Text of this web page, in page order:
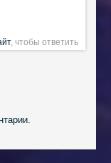
, чтобы ответить